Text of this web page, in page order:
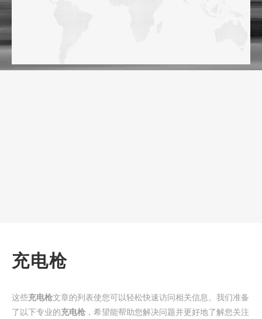
充电枪
这些充电枪文章的列表使您可以轻松快速访问相关信息。我们准备
了以下专业的充电枪 ，希望能帮助您解决问题并更好地了解您关注